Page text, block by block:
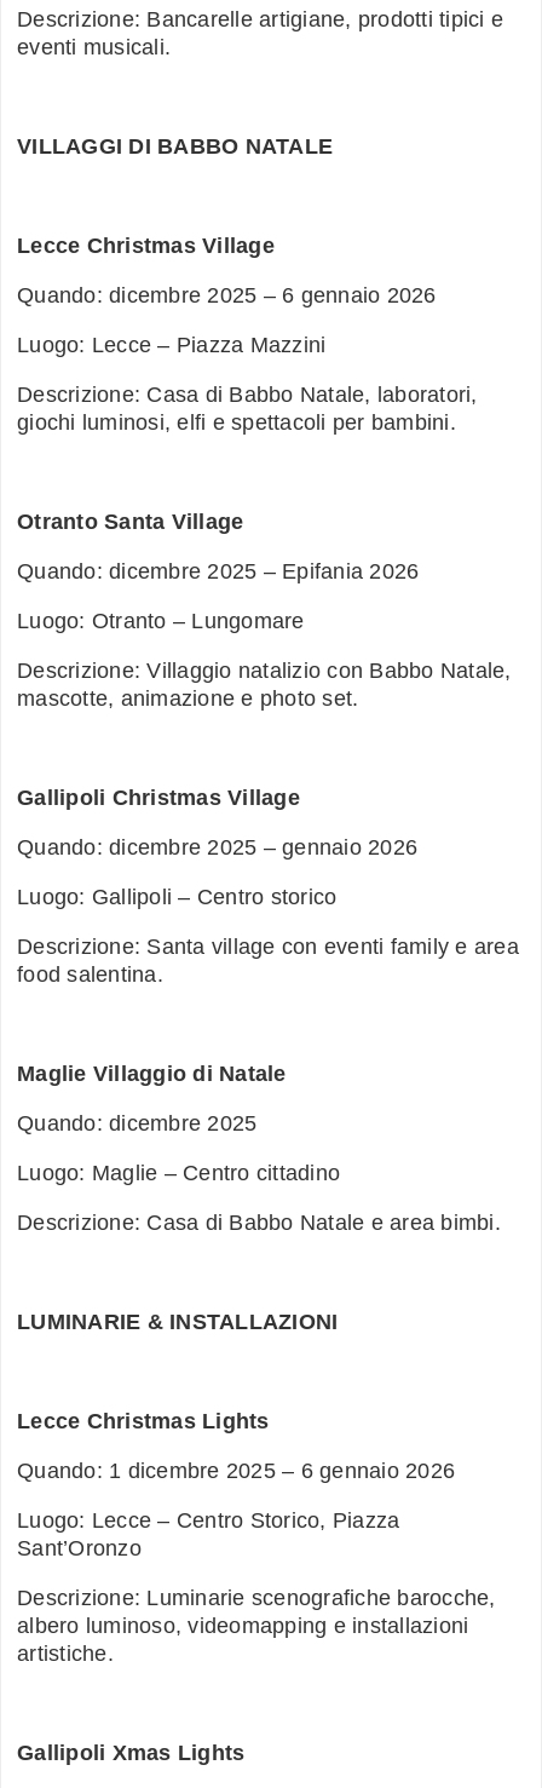
Descrizione: Bancarelle artigiane, prodotti tipici e
eventi musicali.
VILLAGGI DI BABBO NATALE
Lecce Christmas Village
Quando: dicembre 2025 – 6 gennaio 2026
Luogo: Lecce – Piazza Mazzini
Descrizione: Casa di Babbo Natale, laboratori,
giochi luminosi, elfi e spettacoli per bambini.
Otranto Santa Village
Quando: dicembre 2025 – Epifania 2026
Luogo: Otranto – Lungomare
Descrizione: Villaggio natalizio con Babbo Natale,
mascotte, animazione e photo set.
Gallipoli Christmas Village
Quando: dicembre 2025 – gennaio 2026
Luogo: Gallipoli – Centro storico
Descrizione: Santa village con eventi family e area
food salentina.
Maglie Villaggio di Natale
Quando: dicembre 2025
Luogo: Maglie – Centro cittadino
Descrizione: Casa di Babbo Natale e area bimbi.
LUMINARIE & INSTALLAZIONI
Lecce Christmas Lights
Quando: 1 dicembre 2025 – 6 gennaio 2026
Luogo: Lecce – Centro Storico, Piazza
Sant’Oronzo
Descrizione: Luminarie scenografiche barocche,
albero luminoso, videomapping e installazioni
artistiche.
Gallipoli Xmas Lights